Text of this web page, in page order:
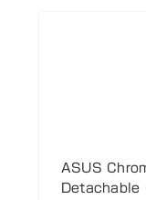
ASUS
Detachable